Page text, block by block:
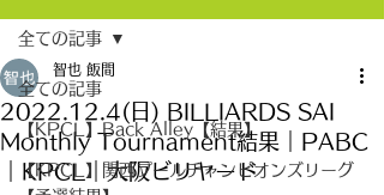
全ての記事
【KPCL】Back Alley【結果】
【KPCL】関西プールチャンピオンズリーグ
全ての記事
2022.12.4(日) BILLIARDS SAI
Monthly Tournament結果｜PABC
｜KPCL｜大阪ビリヤード
智也 飯間